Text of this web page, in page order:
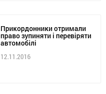
Прикордонники отримали
право зупиняти і перевіряти
автомобілі
12.11.2016